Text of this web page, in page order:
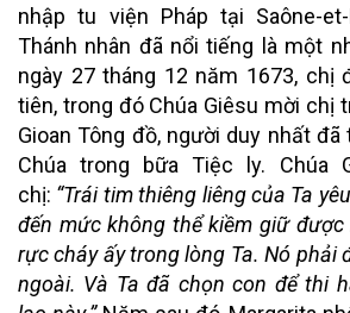
nhập tu viện Pháp tại Saône-
Thánh nhân đã nổi tiếng là một
ngày 27 tháng 12 năm 1673, chị
tiên, trong đó Chúa Giêsu mời chị
Gioan Tông đồ, người duy nhất
Chúa trong bữa Tiệc ly. Chúa
chị: “Trái tim thiêng liêng của Ta
đến mức không thể kiềm giữ
rực cháy ấy trong lòng Ta. Nó phải
ngoài. Và Ta đã chọn con để thi